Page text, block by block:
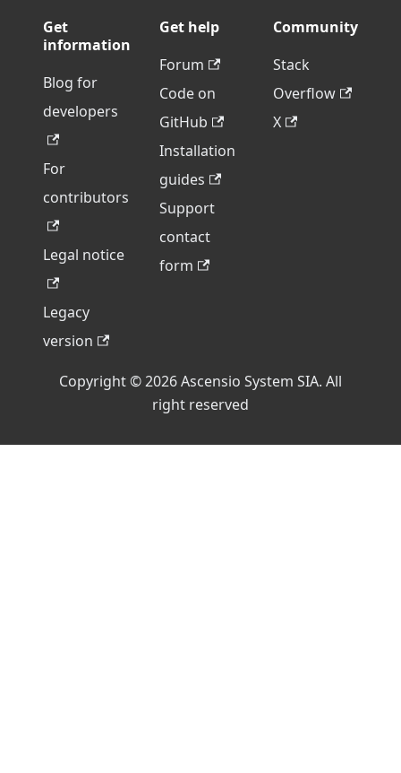
Get
information
Blog for
developers
For
contributors
Legal notice
Legacy
version
Get help
Forum
Code on
GitHub
Installation
guides
Support
contact
form
Community
Stack
Overflow
X
Copyright © 2026 Ascensio System SIA. All
right reserved